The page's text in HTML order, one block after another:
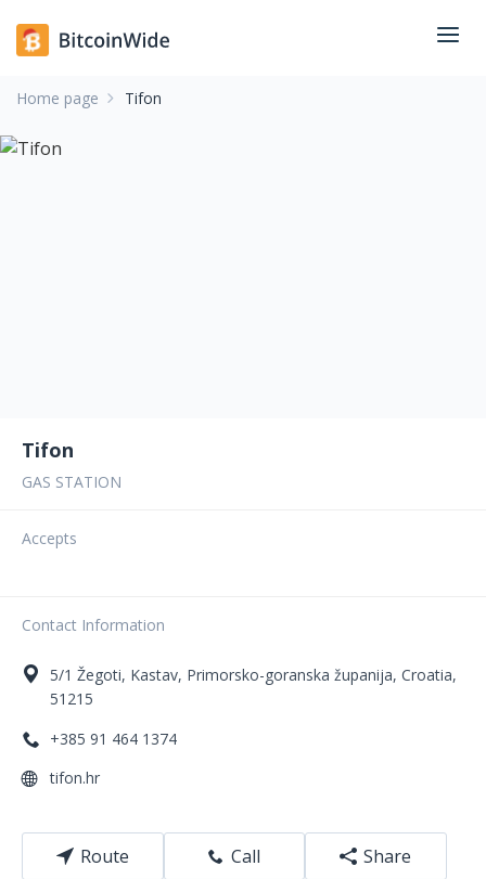
Home page Tifon
Tifon
GAS STATION
Accepts
Contact Information
5/1 Žegoti, Kastav, Primorsko-goranska županija, Croatia,
51215
+385 91 464 1374
tifon.hr
Route Call Share